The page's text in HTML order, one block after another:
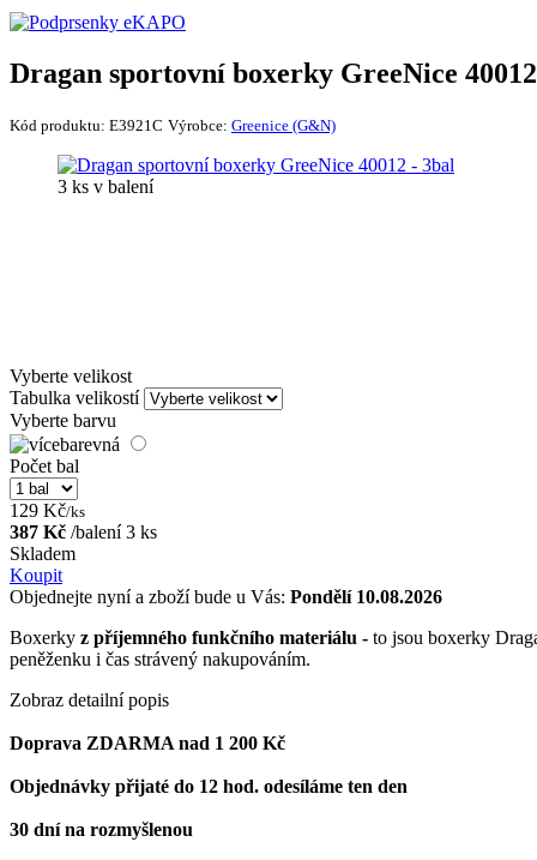
Dragan sportovní boxerky GreeNice
Kód produktu: E3921C Výrobce: Greenice (G&N)
3 ks v balení
Vyberte velikost
Tabulka velikostí
Vyberte barvu
Počet bal
129 Kč/ks
387 Kč /balení 3 ks
Skladem
Koupit
Objednejte nyní a zboží bude u Vás: Pondělí 10.08.2026
Boxerky z příjemného funkčního materiálu - to jsou boxerky
peněženku i čas strávený nakupováním.
Zobraz detailní popis
Doprava ZDARMA nad 1 200 Kč
Objednávky přijaté do 12 hod. odesíláme ten den
30 dní na rozmyšlenou